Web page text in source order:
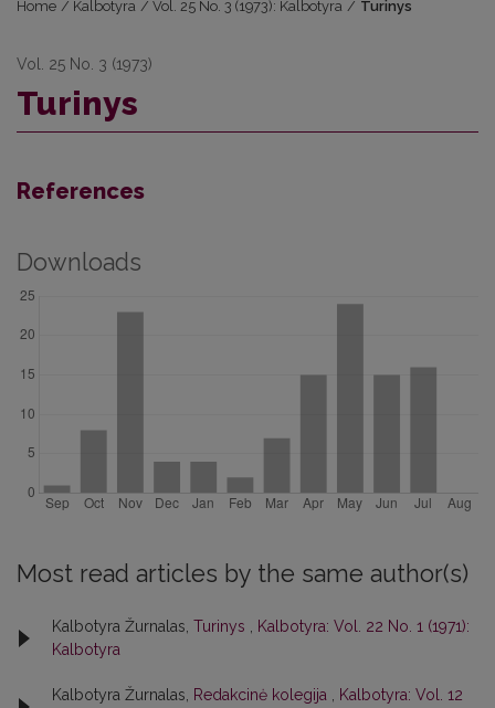
Home / Kalbotyra / Vol. 25 No. 3 (1973): Kalbotyra / Turinys
Vol. 25 No. 3 (1973)
Turinys
References
Downloads
Most read articles by the same author(s)
Kalbotyra Žurnalas, Turinys
Kalbotyra: Vol. 22 No. 1 (1971):
Kalbotyra
Kalbotyra Žurnalas, Redakcinė kolegija
Kalbotyra: Vol. 12